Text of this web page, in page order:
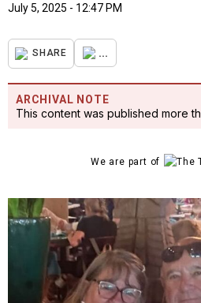
July 5, 2025 - 12:47 PM
SHARE ...
ARCHIVAL NOTE
This content was published more
We are part of